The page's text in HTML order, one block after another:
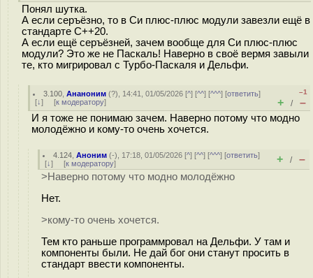
Понял шутка.
А если серъёзно, то в Си плюс-плюс модули завезли ещё в
стандарте С++20.
А если ещё серъёзней, зачем вообще для Си плюс-плюс
модули? Это же не Паскаль! Наверно в своё вермя завыли
те, кто мигрировал с Турбо-Паскаля и Дельфи.
3.100 ,Ананоним (?), 14:41, 01/05/2026 [^] [^^] [^^^] [ответить]
[↓] [к модератору]
–1
+ / –
И я тоже не понимаю зачем. Наверно потому что модно
молодёжно и кому-то очень хочется.
4.124 ,Аноним (-), 17:18, 01/05/2026 [^] [^^] [^^^] [ответить]
[↓] [к модератору] + / –
>Наверно потому что модно молодёжно
Нет.
>кому-то очень хочется.
Тем кто раньше программровал на Дельфи. У там и
компоненты были. Не дай бог они станут просить в
стандарт ввести компоненты.